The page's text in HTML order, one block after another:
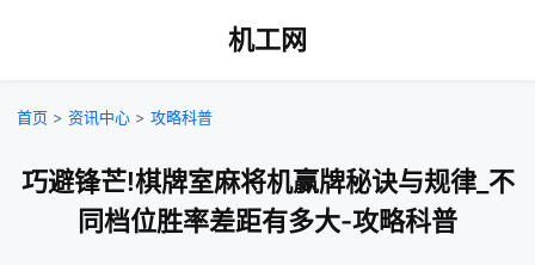
机工网
首页 > 资讯中心 > 攻略科普
巧避锋芒!棋牌室麻将机赢牌秘诀与规律_不
同档位胜率差距有多大-攻略科普